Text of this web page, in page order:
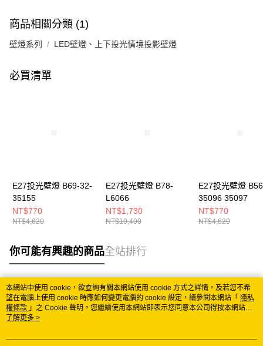
商品相關分類 (1)
壁燈系列 LED壁燈、上下投光情境投影壁燈
必買清單
E27投光壁燈 B69-32-
35155
NT$770
NT$4,620
E27投光壁燈 B78-
L6066
NT$1,730
NT$10,400
E27投光壁燈
35096 35097
NT$770
NT$4,620
你可能有興趣的商品全站排行
熱門標籤
本網站中使用 cookie，欲查詢有關本網站使用 cookie 方式之詳情，及若您不希
望在電腦上使用 cookie 時應如何變更電腦的 cookie 設定，請參閱本網站「 隱私
權條款 」之 Cookie 聲明。您繼續使用本網站即表示您同意本公司得按本網站使
用條款之 Cookie 聲明使用 cookie。
了解更多 >